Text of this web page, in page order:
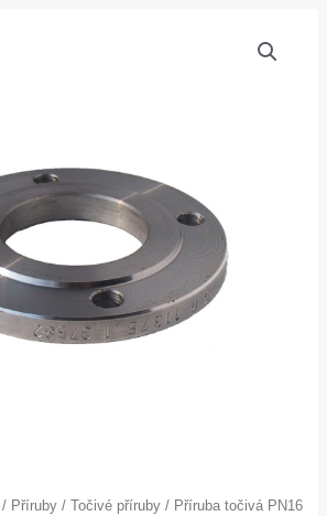
/ Příruby/ Točivé příruby/ Příruba točivá PN16